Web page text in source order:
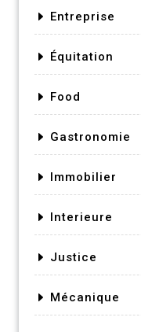
Entreprise
Équitation
Food
Gastronomie
Immobilier
Interieure
Justice
Mécanique